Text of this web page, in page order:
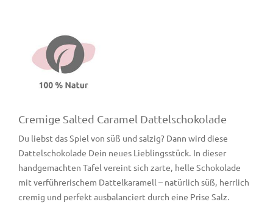
Cremige Salted Caramel Dattelschokolade
Du liebst das Spiel von süß und salzig? Dann wird diese
Dattelschokolade Dein neues Lieblingsstück. In dieser
handgemachten Tafel vereint sich zarte, helle Schokolade
mit verführerischem Dattelkaramell – natürlich süß, herrlich
cremig und perfekt ausbalanciert durch eine Prise Salz.